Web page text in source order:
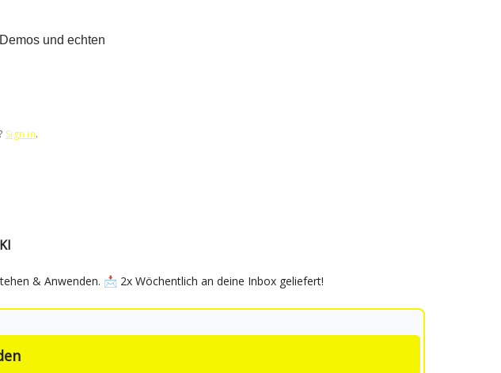
und echten
Sign in.
& Anwenden. 📩 2x Wöchentlich an deine Inbox geliefert!